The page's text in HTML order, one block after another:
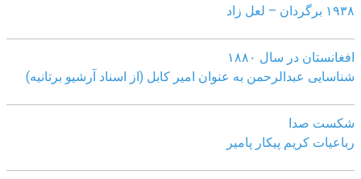
١٩٣٨ برگردان – لعل زاد
افغانستان در سال ۱۸۸۰
شناسایی عبدالرحمن به عنوان امیر کابل (از اسناد آرشیو برتانیه)
شکست صدا
رباعیات کریم پیکار پامیر